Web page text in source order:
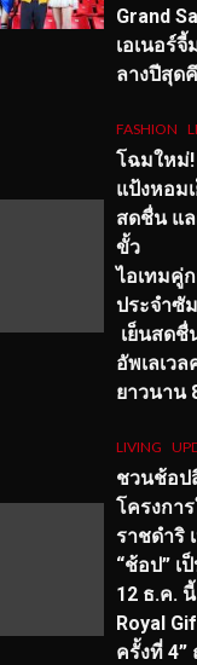
Grand
เอเนอร์
ลางปีสุด
FASHION
โฉมใหม่
แป้งหอม
สดชื่น แ
ขั้ว
ไอเทมคู่
ประจำซั
เย็นสดชื่
อัพเลเว
ยาวนาน
LIVING
ชวนช้อป
โครงกา
ราชดำริ
“ช้อป” เ
12 ธ.ค.
Royal
ครั้งที่